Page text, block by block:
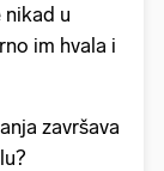
u
im hvala i
završava